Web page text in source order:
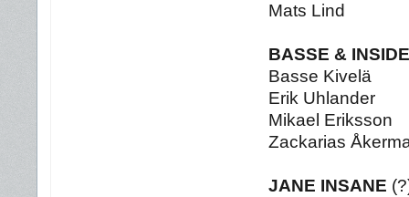
Mats Lind
BASSE & INSIDE
Basse Kivelä
Erik Uhlander
Mikael Eriksson
Zackarias
JANE INSANE